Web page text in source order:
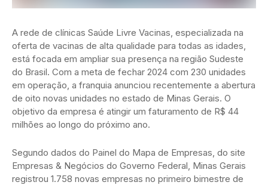
A rede de clínicas Saúde Livre Vacinas, especializada na
oferta de vacinas de alta qualidade para todas as idades,
está focada em ampliar sua presença na região Sudeste
do Brasil. Com a meta de fechar 2024 com 230 unidades
em operação, a franquia anunciou recentemente a abertura
de oito novas unidades no estado de Minas Gerais. O
objetivo da empresa é atingir um faturamento de R$ 44
milhões ao longo do próximo ano.
Segundo dados do Painel do Mapa de Empresas, do site
Empresas & Negócios do Governo Federal, Minas Gerais
registrou 1.758 novas empresas no primeiro bimestre de